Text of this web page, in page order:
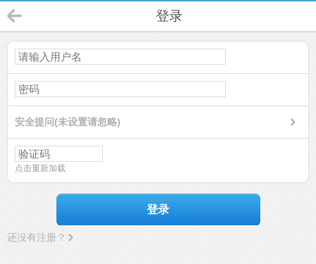
登录
安全提问(未设置请忽略)
点击重新加载
登录
还没有注册？